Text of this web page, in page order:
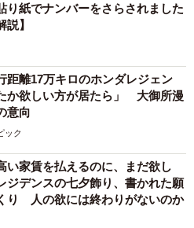
り紙でナンバーをさらされました
説】
距離17万キロのホンダレジェン
か欲しい方が居たら」 大御所漫
意向
ック
い家賃を払えるのに、まだ欲し
ジデンスの七夕飾り、書かれた願
り 人の欲には終わりがないのか